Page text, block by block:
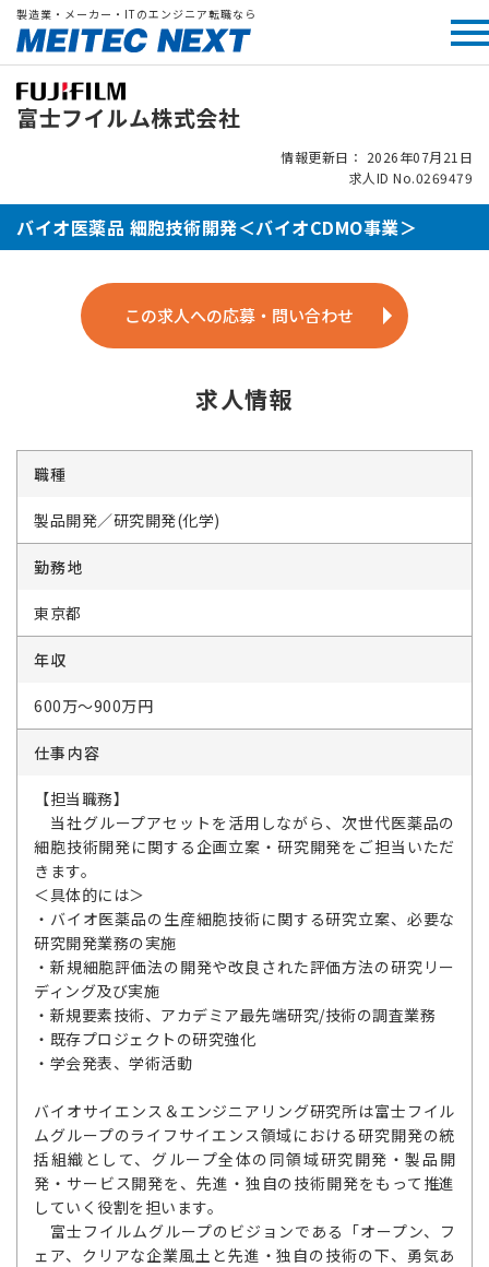
製造業・メーカー・ITのエンジニア転職なら
富士フイルム株式会社
情報更新日： 2026年07月21日
求人ID No.0269479
バイオ医薬品 細胞技術開発＜バイオCDMO事業＞
この求人への応募・問い合わせ
求人情報
職種
製品開発／研究開発(化学)
勤務地
東京都
年収
600万～900万円
仕事内容
【担当職務】
当社グループアセットを活用しながら、次世代医薬品の
細胞技術開発に関する企画立案・研究開発をご担当いただ
きます。
＜具体的には＞
・バイオ医薬品の生産細胞技術に関する研究立案、必要な
研究開発業務の実施
・新規細胞評価法の開発や改良された評価方法の研究リー
ディング及び実施
・新規要素技術、アカデミア最先端研究/技術の調査業務
・既存プロジェクトの研究強化
・学会発表、学術活動
バイオサイエンス＆エンジニアリング研究所は富士フイル
ムグループのライフサイエンス領域における研究開発の統
括組織として、グループ全体の同領域研究開発・製品開
発・サービス開発を、先進・独自の技術開発をもって推進
していく役割を担います。
富士フイルムグループのビジョンである「オープン、フ
ェア、クリアな企業風土と先進・独自の技術の下、勇気あ